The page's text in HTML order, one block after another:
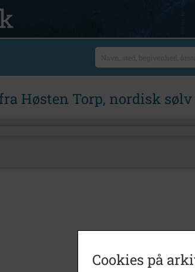
Høsten Torp, nordisk sølv
Cookies på